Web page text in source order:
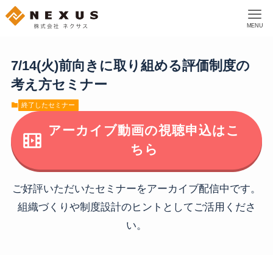
MENU
7/14(火)前向きに取り組める評価制度の
考え方セミナー
終了したセミナー
アーカイブ動画の視聴申込はこ
ちら
ご好評いただいたセミナーをアーカイブ配信中です。
組織づくりや制度設計のヒントとしてご活用くださ
い。